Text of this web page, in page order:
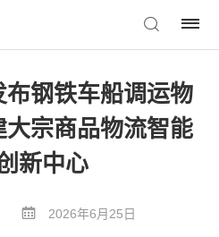
钢铁车船调运物
宗商品物流智能
新中心
2026年6月25日